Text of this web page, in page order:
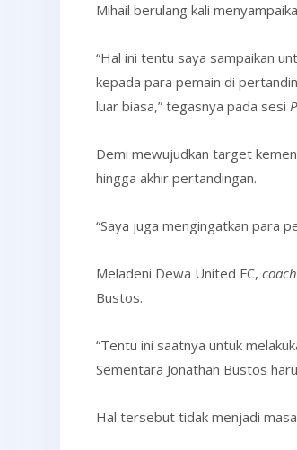
Mihail berulang kali
“Hal ini tentu saya sampaikan
kepada para pemain di
luar biasa,” tegasnya pada sesi
Demi mewujudkan target
hingga akhir pertandingan.
“Saya juga mengingatkan para
Meladeni Dewa United FC, coach
Bustos.
“Tentu ini saatnya untuk
Sementara Jonathan Bustos
Hal tersebut tidak menjadi